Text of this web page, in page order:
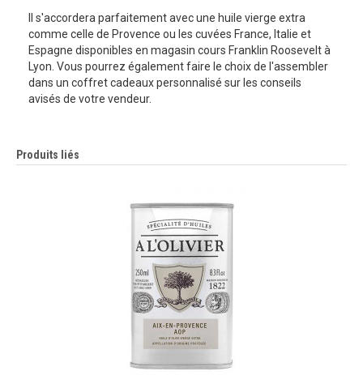
Il s'accordera parfaitement avec une huile vierge extra
comme celle de Provence ou les cuvées France, Italie et
Espagne disponibles en magasin cours Franklin Roosevelt à
Lyon. Vous pourrez également faire le choix de l'assembler
dans un coffret cadeaux personnalisé sur les conseils
avisés de votre vendeur.
Produits liés